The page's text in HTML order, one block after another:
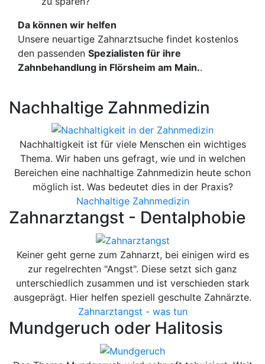
Da können wir helfen
Unsere neuartige Zahnarztsuche findet kostenlos
den passenden Spezialisten für ihre
Zahnbehandlung in Flörsheim am Main..
Nachhaltige Zahnmedizin
Nachhaltigkeit ist für viele Menschen ein wichtiges
Thema. Wir haben uns gefragt, wie und in welchen
Bereichen eine nachhaltige Zahnmedizin heute schon
möglich ist. Was bedeutet dies in der Praxis?
Nachhaltige Zahnmedizin
Zahnarztangst - Dentalphobie
Keiner geht gerne zum Zahnarzt, bei einigen wird es
zur regelrechten "Angst". Diese setzt sich ganz
unterschiedlich zusammen und ist verschieden stark
ausgeprägt. Hier helfen speziell geschulte Zahnärzte.
Zahnarztangst - was tun
Mundgeruch oder Halitosis